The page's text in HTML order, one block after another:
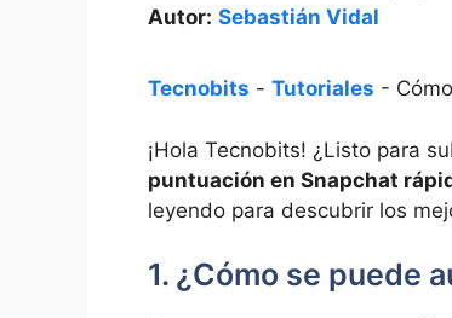
Autor: Sebastián Vidal
Tecnobits - Tutoriales -
¡Hola Tecnobits! ¿Listo para
puntuación en Snapchat
leyendo para ⁣descubrir los
1. ¿Cómo se puede